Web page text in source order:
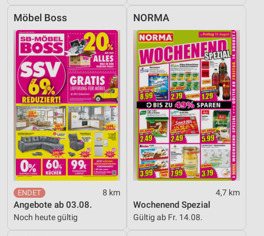
Möbel Boss
8 km
Angebote ab 03.08.
Noch heute gültig
NORMA
4,7 km
Wochenend Spezial
Gültig ab Fr. 14.08.